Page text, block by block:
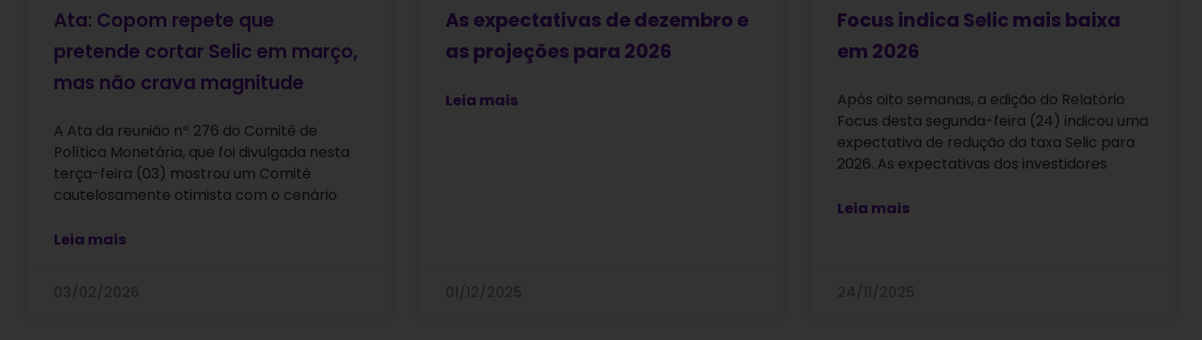
Ata: Copom repete que
pretende cortar Selic em março,
mas não crava magnitude
A Ata da reunião nº 276 do Comitê de
Política Monetária, que foi divulgada nesta
terça-feira (03) mostrou um Comitê
cautelosamente otimista com o cenário
Leia mais
As expectativas de dezembro e
as projeções para 2026
Leia mais
Focus indica Selic mais baixa
em 2026
Após oito semanas, a edição do Relatório
Focus desta segunda-feira (24) indicou uma
expectativa de redução da taxa Selic para
2026. As expectativas dos investidores
Leia mais